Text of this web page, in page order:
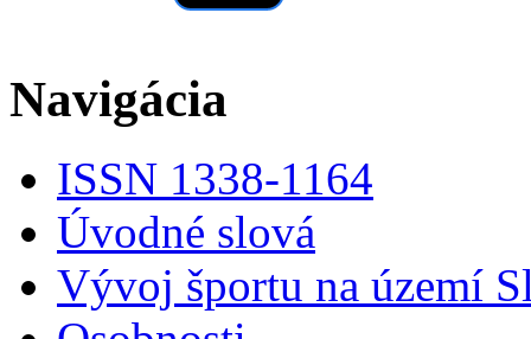
Navigácia
ISSN 1338-1164
Úvodné slová
Vývoj športu na území